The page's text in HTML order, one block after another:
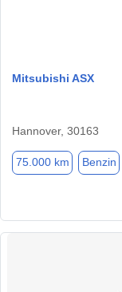
Mitsubishi ASX
Hannover, 30163
75.000 km Benzin